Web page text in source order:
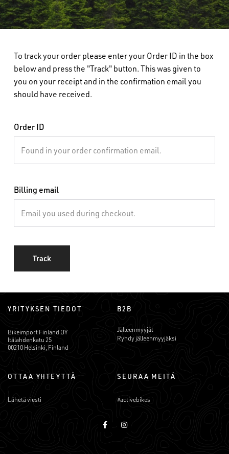
To track your order please enter your Order ID in the box
below and press the "Track" button. This was given to
you on your receipt and in the confirmation email you
should have received.
Order ID
Billing email
Track
YRITYKSEN TIEDOT
Bikeimport Finland OY
Itälahdenkatu 25
00210 Helsinki, Finland
B2B
Jälleenmyyjät
Ryhdy jälleenmyyjäksi
OTTAA YHTEYTTÄ
Lähetä viesti
SEURAA MEITÄ
#activebikes